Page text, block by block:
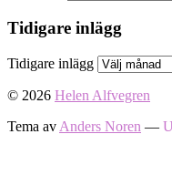
Tidigare inlägg
Tidigare inlägg
© 2026 Helen Alfvegren
Tema av Anders Noren —